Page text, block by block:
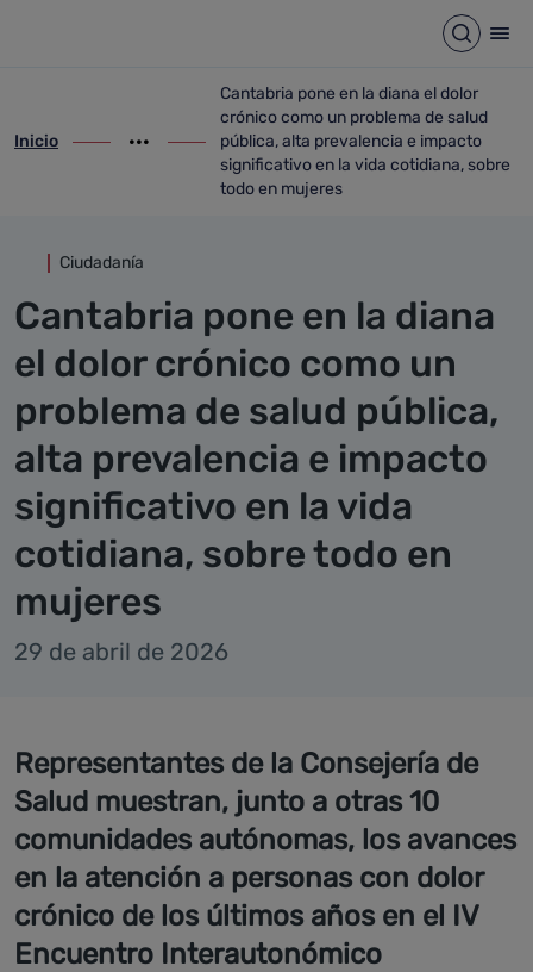
Abrir
ir-a inicio
Inicio
Mostrar opciones del camino de migas
ir-a Cantabria pone en la diana el
Cantabria pone en la diana el dolor
crónico como un problema de salud
pública, alta prevalencia e impacto
significativo en la vida cotidiana, sobre
todo en mujeres
Ciudadanía
Cantabria pone en la diana
el dolor crónico como un
problema de salud pública,
alta prevalencia e impacto
significativo en la vida
cotidiana, sobre todo en
mujeres
29 de abril de 2026
Representantes de la Consejería de
Salud muestran, junto a otras 10
comunidades autónomas, los avances
en la atención a personas con dolor
crónico de los últimos años en el IV
Encuentro Interautonómico